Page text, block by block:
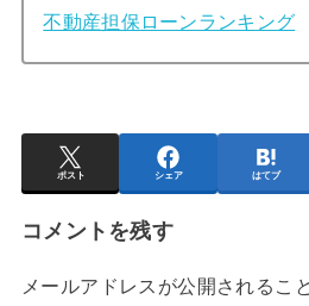
不動産担保ローンランキング
ポスト シェア はてブ
コメントを残す
メールアドレスが公開されるこ